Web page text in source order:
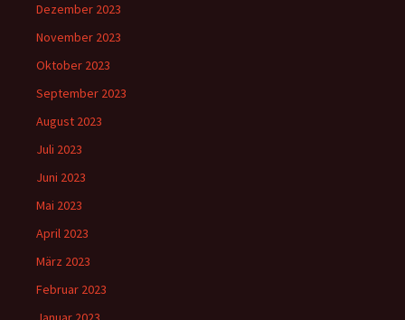
Dezember 2023
November 2023
Oktober 2023
September 2023
August 2023
Juli 2023
Juni 2023
Mai 2023
April 2023
März 2023
Februar 2023